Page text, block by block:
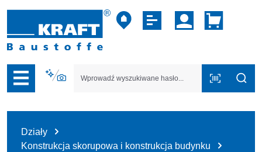
do nawigacji na platformie B2B
Działy
Konstrukcja skorupowa i konstrukcja budynku